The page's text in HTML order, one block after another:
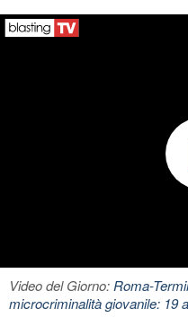
Video del Giorno:Roma-
microcriminalità giovanile: 19